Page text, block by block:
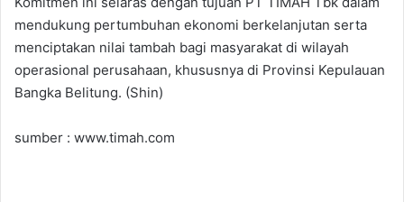
mendukung pertumbuhan ekonomi berkelanjutan serta
menciptakan nilai tambah bagi masyarakat di wilayah
operasional perusahaan, khususnya di Provinsi Kepulauan
Bangka Belitung. (Shin)
sumber : www.timah.com